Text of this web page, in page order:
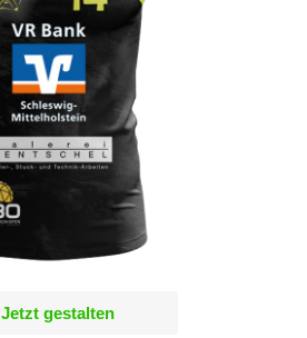
Jetzt gestalten